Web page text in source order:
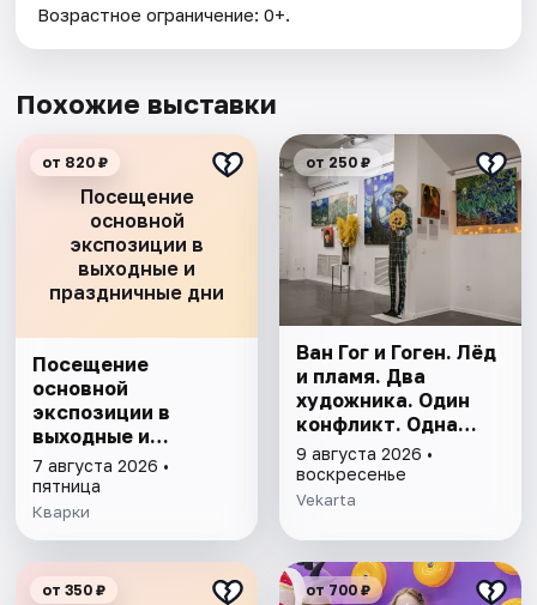
Возрастное ограничение: 0+.
Похожие выставки
Посещение
основной
экспозиции в
выходные и
праздничные дни
от 820 ₽
Посещение
основной
экспозиции в
выходные и
праздничные дни
7 августа 2026 •
пятница
Кварки
от 250 ₽
Ван Гог и Гоген. Лёд
и пламя. Два
художника. Один
конфликт. Одна
история,
изменившая
искусство
9 августа 2026 •
воскресенье
Vekarta
от 350 ₽ от 700 ₽